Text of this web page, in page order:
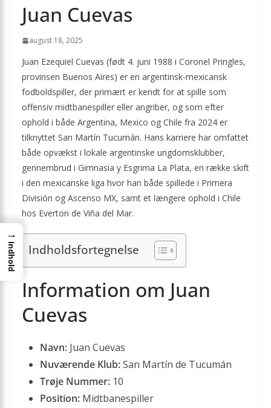
Juan Cuevas
august 18, 2025
Juan Ezequiel Cuevas (født 4. juni 1988 i Coronel Pringles,
provinsen Buenos Aires) er en argentinsk-mexicansk
fodboldspiller, der primært er kendt for at spille som
offensiv midtbanespiller eller angriber, og som efter
ophold i både Argentina, Mexico og Chile fra 2024 er
tilknyttet San Martín Tucumán. Hans karriere har omfattet
både opvækst i lokale argentinske ungdomsklubber,
gennembrud i Gimnasia y Esgrima La Plata, en række skift
i den mexicanske liga hvor han både spillede i Primera
División og Ascenso MX, samt et længere ophold i Chile
hos Everton de Viña del Mar.
Indholdsfortegnelse
Information om Juan
Cuevas
Navn: Juan Cuevas
Nuværende Klub:San Martín de Tucumán
Trøje Nummer: 10
Position: Midtbanespiller
→
Indhold